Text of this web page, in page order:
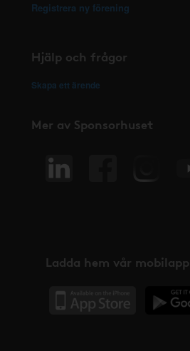
Registrera ny förening
Hjälp och frågor
Skapa ett ärende
Mer av Sponsorhuset
Ladda hem vår mobilapp